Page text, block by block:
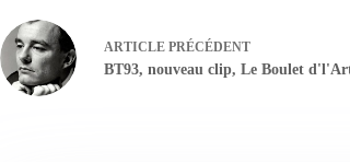
ARTICLE PRÉCÉDENT
BT93, nouveau clip, Le Boulet